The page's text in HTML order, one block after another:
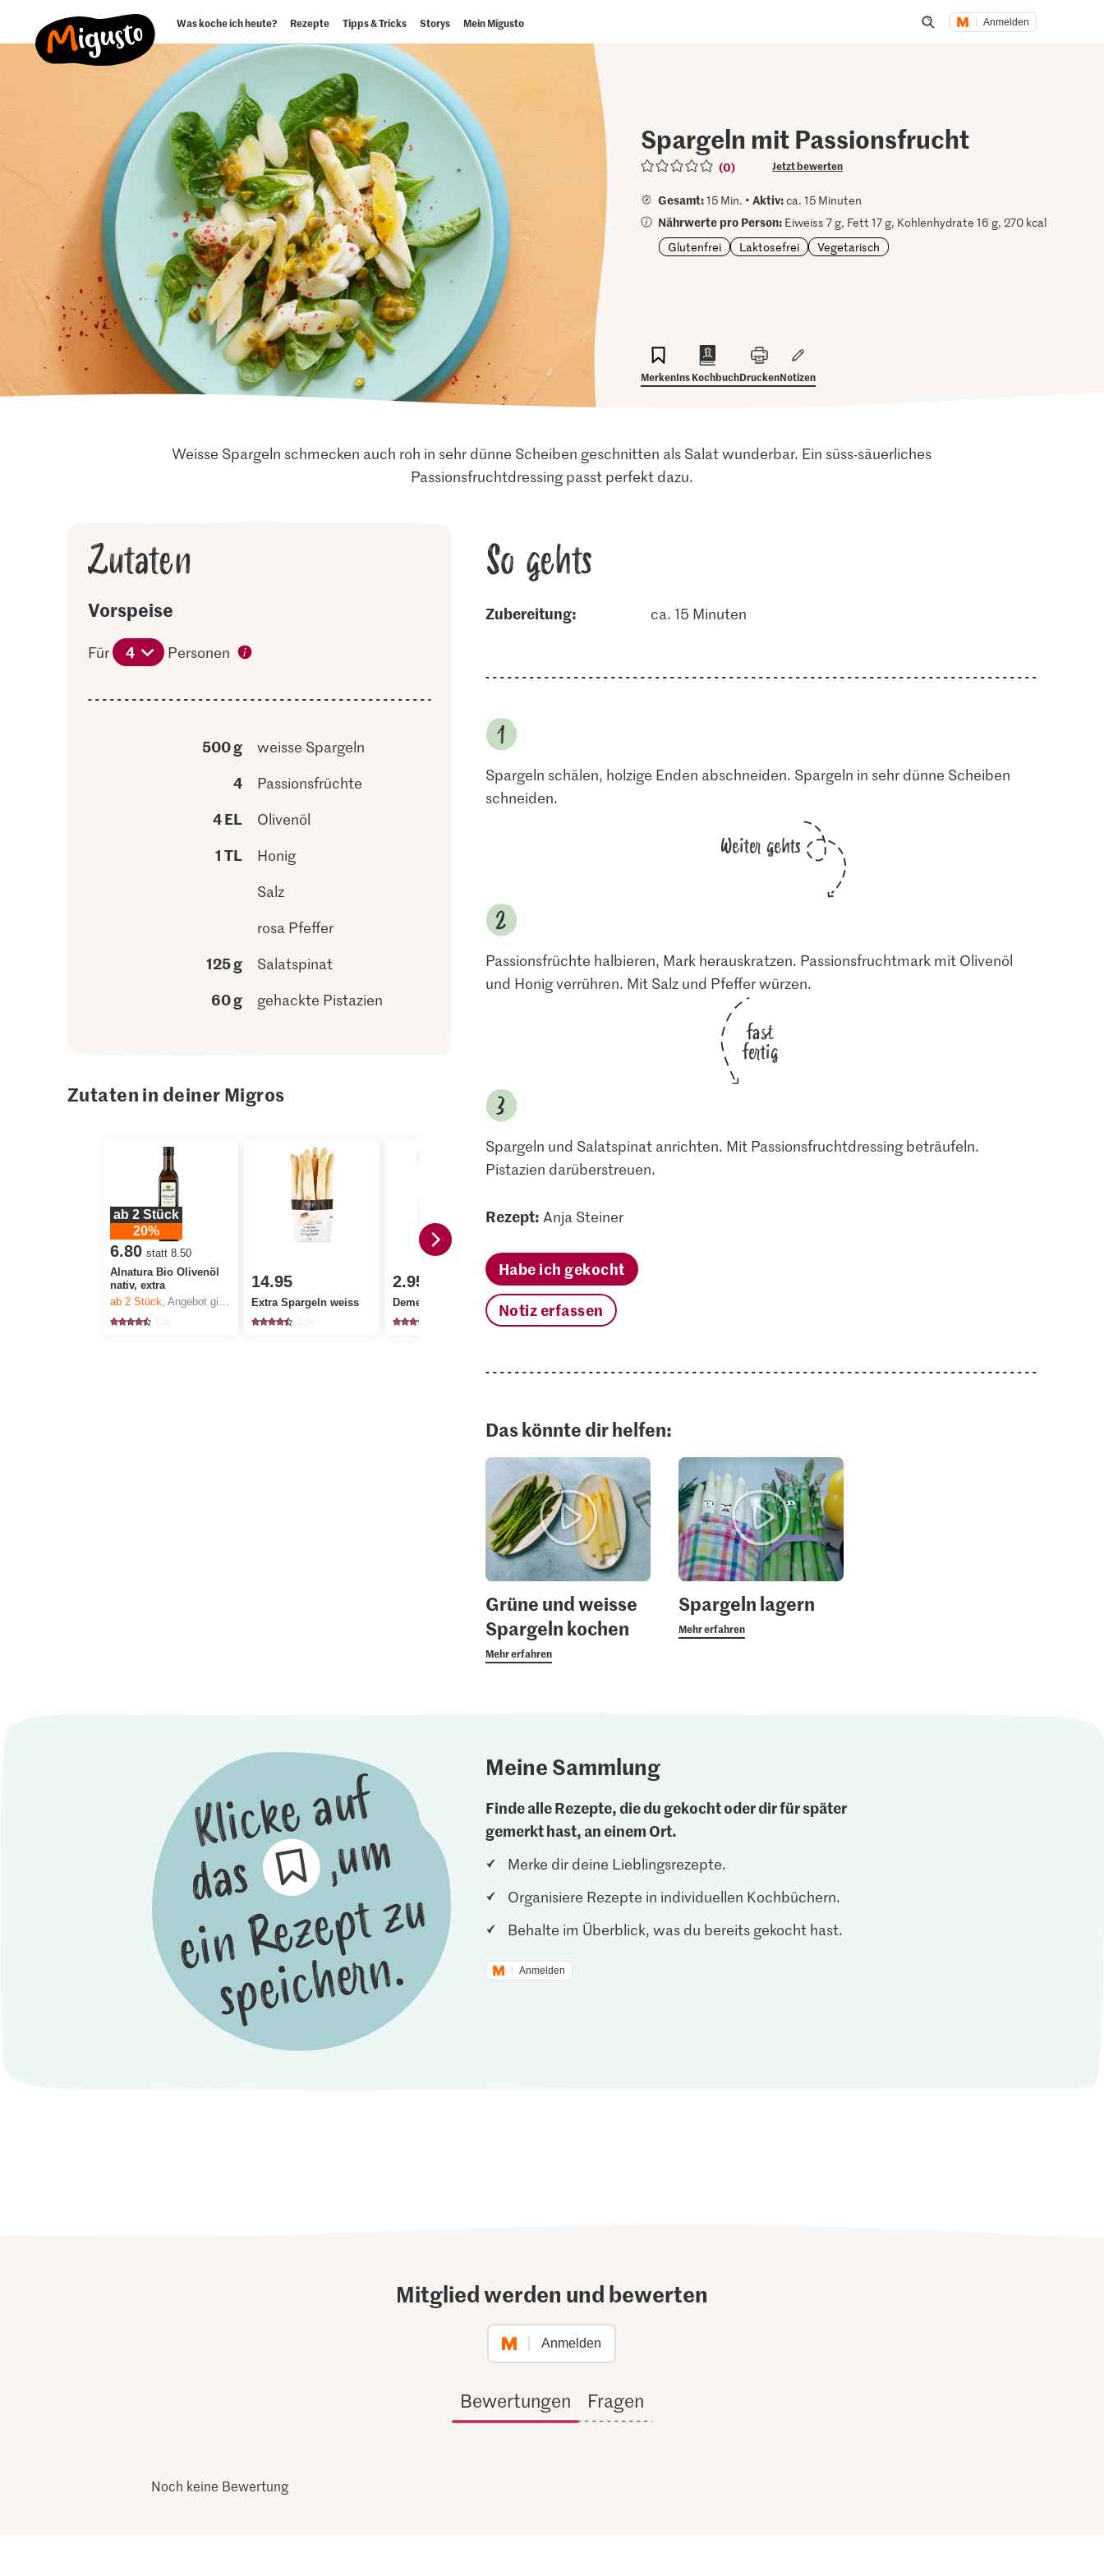
Was koche ich heute? Rezepte Tipps & Tricks Storys Mein Migusto Anmelden
Spargeln mit Passionsfrucht
(0) Jetzt bewerten
Gesamt:15 Min. •Aktiv:ca. 15 Minuten
Nährwerte pro Person: Eiweiss 7 g, Fett 17 g, Kohlenhydrate 16 g, 270 kcal
Glutenfrei
Laktosefrei Vegetarisch
MerkenIns KochbuchDruckenNotizen
Weisse Spargeln schmecken auch roh in sehr dünne Scheiben geschnitten als Salat wunderbar. Ein süss-säuerliches
Passionsfruchtdressing passt perfekt dazu.
Zutaten
Vorspeise
Für 4 Personen
500 g weisse Spargeln
4 Passionsfrüchte
4 EL Olivenöl
1 TL
Honig
Salz
rosa Pfeffer
125 g Salatspinat
60 g gehackte Pistazien
Zutaten in deiner Migros
ab 2 Stück
20%
6.80 statt 8.50
Alnatura Bio Olivenöl
nativ, extra
ab 2Stück,Angebot gilt nur vom 6.8. bis 12.8.2026, solange Vorrat.
14.95
Extra Spargeln weiss
2.95
Demeter Baby Spinat
1.40
Extra Passionsfrucht
599
So gehts
Zubereitung: ca. 15 Minuten
Spargeln schälen, holzige Enden abschneiden. Spargeln in sehr dünne Scheiben
schneiden.
Weiter gehts
Passionsfrüchte halbieren, Mark herauskratzen. Passionsfruchtmark mit Olivenöl
und Honig verrühren. Mit Salz und Pfeffer würzen.
fast
fertig
Spargeln und Salatspinat anrichten. Mit Passionsfruchtdressing beträufeln.
Pistazien darüberstreuen.
Rezept: Anja Steiner
Habe ich gekocht
Notiz erfassen
Das könnte dir helfen:
Grüne und weisse
Spargeln kochen
Mehr erfahren
Spargeln lagern
Mehr erfahren
Meine Sammlung
Finde alle Rezepte, die du gekocht oder dir für später
gemerkt hast, an einem Ort.
Merke dir deine Lieblingsrezepte.
Organisiere Rezepte in individuellen Kochbüchern.
Behalte im Überblick, was du bereits gekocht hast.
Anmelden
Mitglied werden und bewerten
Anmelden
Bewertungen Fragen
Noch keine Bewertung